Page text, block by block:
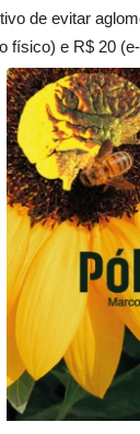
de evitar
físico) e R$ 20